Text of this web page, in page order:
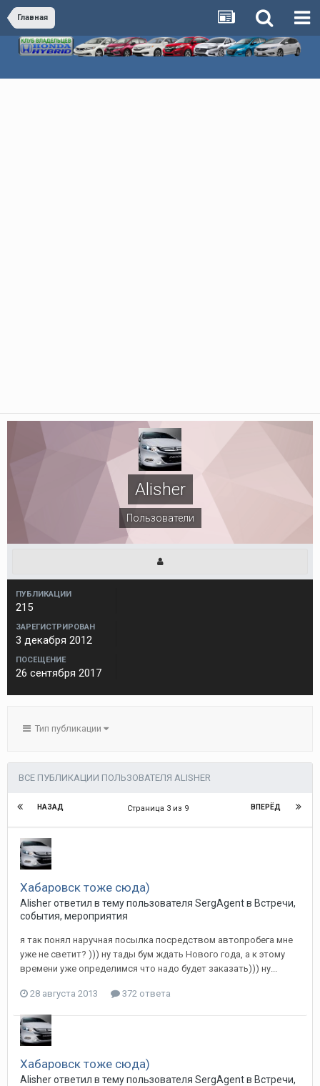
Главная
Alisher
Пользователи
ПУБЛИКАЦИИ
215
ЗАРЕГИСТРИРОВАН
3 декабря 2012
ПОСЕЩЕНИЕ
26 сентября 2017
Тип публикации
ВСЕ ПУБЛИКАЦИИ ПОЛЬЗОВАТЕЛЯ ALISHER
НАЗАД ВПЕРЁД
Страница 3 из 9
Хабаровск тоже сюда)
Alisherответил в тему пользователя SergAgentв Встречи,
события, мероприятия
я так понял наручная посылка посредством автопробега мне
уже не светит? ))) ну тады бум ждать Нового года, а к этому
времени уже определимся что надо будет заказать))) ну...
28 августа 2013 372 ответа
Хабаровск тоже сюда)
Alisherответил в тему пользователя SergAgentв Встречи,